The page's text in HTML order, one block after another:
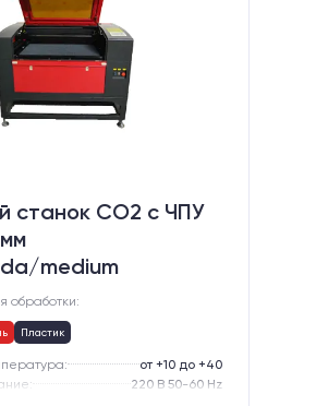
станок CO2 c ЧПУ
medium
обработки:
Пластик
от +10 до +40
220 В 50-60 Hz